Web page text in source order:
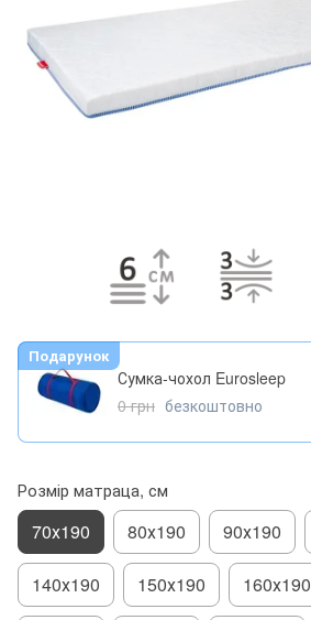
Подарунок
Сумка-чохол Eurosleep
0 грн безкоштовно
Розмір матраца, см
70х190 80х190 90х190
140х190 150х190 160х190